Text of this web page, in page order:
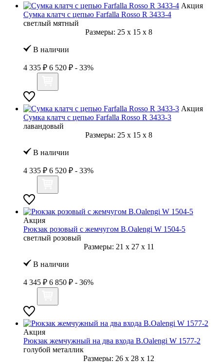
Акция
Сумка клатч с цепью Farfalla Rosso R 3433-4
светлый мятный
Размеры: 25 x 15 x 8
В наличии
4 335 ₽ 6 520 ₽ - 33%
Акция
Сумка клатч с цепью Farfalla Rosso R 3433-3
лавандовый
Размеры: 25 x 15 x 8
В наличии
4 335 ₽ 6 520 ₽ - 33%
Акция
Рюкзак розовый с жемчугом B.Oalengi W 1504-5
светлый розовый
Размеры: 21 x 27 x 11
В наличии
4 345 ₽ 6 850 ₽ - 36%
Акция
Рюкзак жемчужный на два входа B.Oalengi W 1577-2
голубой металлик
Размеры: 26 x 28 x 12